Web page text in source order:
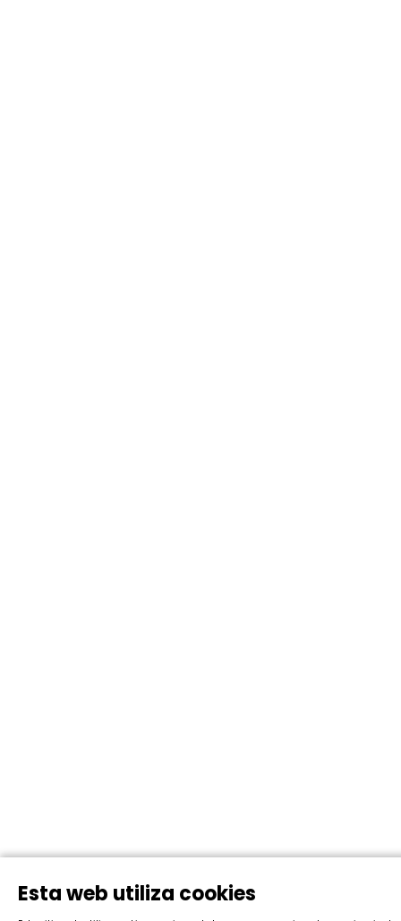
Esta web utiliza cookies